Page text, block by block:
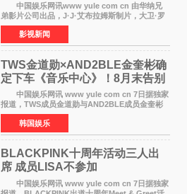
中国娱乐网讯www yule com cn 由华纳兄
弟影片公司出品，J·J·艾布拉姆斯制片，大卫·罗
伯特·米切尔执导，好莱坞巨星安妮·海瑟薇和伊万
·麦克格雷格领衔主演的2026暑期惊悚冒险大片
《逃出绝
影视新闻
TWS金道勋×AND2BLE金奎彬确
定下车《音乐中心》！8月末告别
MC席位
中国娱乐网讯 www yule com cn 7日据独家
报道，TWS成员金道勋与AND2BLE成员金奎彬
将于8月离开《音乐中心》MC的位置。 金道
勋与金奎彬于去年3月与H2H A-NA一起被选为
《音乐中心》MC，约1
韩国娱乐
BLACKPINK十周年活动三人出
席 成员LISA不参加
中国娱乐网讯 www yule com cn 7日据独家